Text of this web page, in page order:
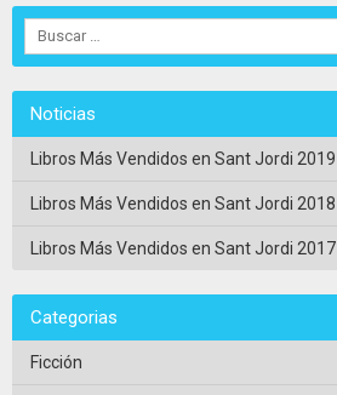
Noticias
Libros Más Vendidos en Sant Jordi 2019
Libros Más Vendidos en Sant Jordi 2018
Libros Más Vendidos en Sant Jordi 2017
Categorias
Ficción